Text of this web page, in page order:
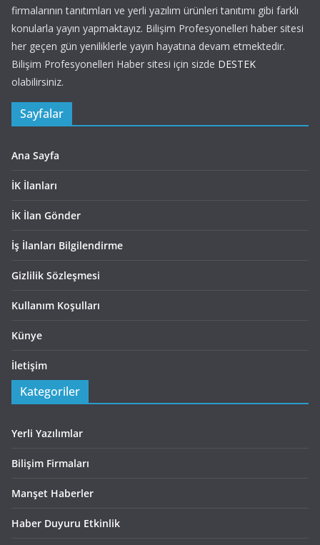
firmalarının tanıtımları ve yerli yazılım ürünleri tanıtımı gibi farklı
konularla yayın yapmaktayız. Bilişim Profesyonelleri haber sitesi
her geçen gün yeniliklerle yayın hayatına devam etmektedir.
Bilişim Profesyonelleri Haber sitesi için sizde DESTEK
olabilirsiniz.
Sayfalar
Ana Sayfa
İK İlanları
İK İlan Gönder
İş İlanları Bilgilendirme
Gizlilik Sözleşmesi
Kullanım Koşulları
Künye
İletişim
Kategoriler
Yerli Yazılımlar
Bilişim Firmaları
Manşet Haberler
Haber Duyuru Etkinlik